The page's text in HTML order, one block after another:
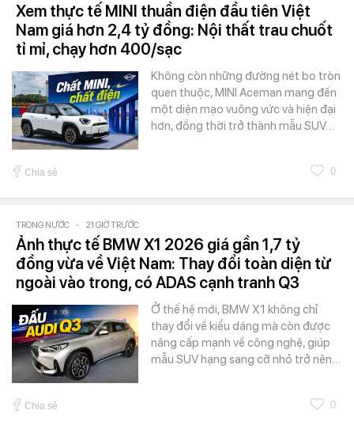
Xem thực tế MINI thuần điện đầu tiên Việt
Nam giá hơn 2,4 tỷ đồng: Nội thất trau chuốt
tỉ mỉ, chạy hơn 400/sạc
Không còn những đường nét bo tròn
quen thuộc, MINI Aceman mang đến
một diện mạo vuông vức và hiện đại
hơn, đồng thời trở thành mẫu SUV…
Chia sẻ 0
TRONG NƯỚC - 21 GIỜ TRƯỚC
Ảnh thực tế BMW X1 2026 giá gần 1,7 tỷ
đồng vừa về Việt Nam: Thay đổi toàn diện từ
ngoài vào trong, có ADAS cạnh tranh Q3
Ở thế hệ mới, BMW X1 không chỉ
thay đổi về kiểu dáng mà còn được
nâng cấp mạnh về công nghệ, giúp
mẫu SUV hạng sang cỡ nhỏ trở nên…
Chia sẻ 0